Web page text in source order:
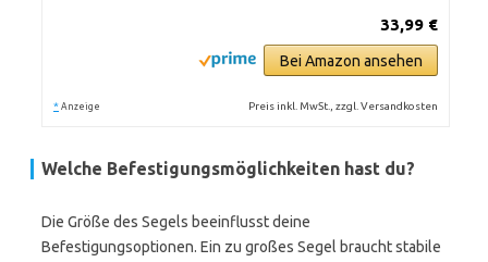
33,99 €
Bei Amazon ansehen
* Anzeige Preis inkl. MwSt., zzgl. Versandkosten
Welche Befestigungsmöglichkeiten hast du?
Die Größe des Segels beeinflusst deine
Befestigungsoptionen. Ein zu großes Segel braucht stabile